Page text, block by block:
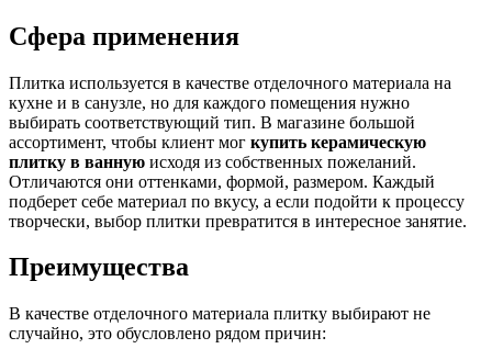
Сфера применения
Плитка используется в качестве отделочного материала на
кухне и в санузле, но для каждого помещения нужно
выбирать соответствующий тип. В магазине большой
ассортимент, чтобы клиент мог купить керамическую
плитку в ванную исходя из собственных пожеланий.
Отличаются они оттенками, формой, размером. Каждый
подберет себе материал по вкусу, а если подойти к процессу
творчески, выбор плитки превратится в интересное занятие.
Преимущества
В качестве отделочного материала плитку выбирают не
случайно, это обусловлено рядом причин: